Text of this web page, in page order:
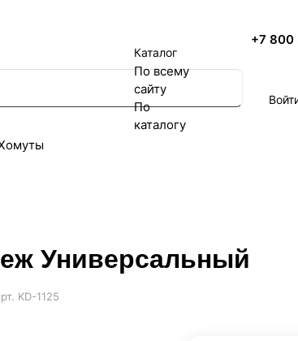
+7 800
Каталог
По всему
сайту
По
каталогу
Универсальный
KD-1125